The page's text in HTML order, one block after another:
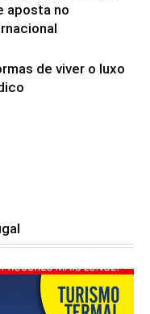
aposta no
de viver o luxo